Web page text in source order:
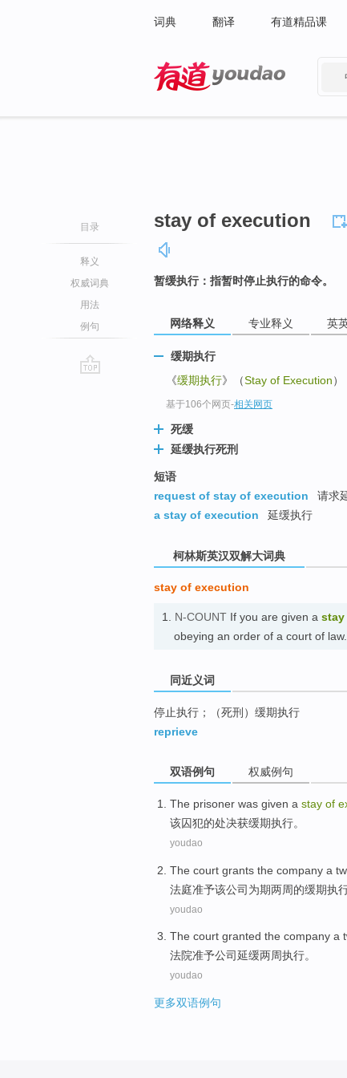
词典 翻译 有道精品课
目录
释义
权威词典
用法
例句
stay of execution
暂缓执行：指暂时停止执行的命令。
网络释义 专业释义 英
缓期执行
《缓期执行》（Stay of Execution
基于106个网页-相关网页
死缓
延缓执行死刑
短语
request of stay of execution
请求
a stay of execution
延缓执行
柯林斯英汉双解大词典
stay of execution
1. N-COUNT If you are given a stay
obeying an order of a court of
同近义词
停止执行；（死刑）缓期执行
reprieve
双语例句 权威例句
The prisoner was given a stay of
该囚犯的处决获缓期执行。
youdao
The court grants the company a
法庭准予该公司 为期两周的缓期执行
youdao
The court granted the company a
法院准予公司延缓两周执行。
youdao
更多双语例句